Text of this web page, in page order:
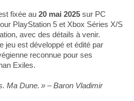
fixée au 20 mai 2025 sur PC
PlayStation 5 et Xbox Séries X/S
avec des détails à venir.
jeu est développé et édité par
reconnue pour ses
Exiles.
Ma Dune. » – Baron Vladimir